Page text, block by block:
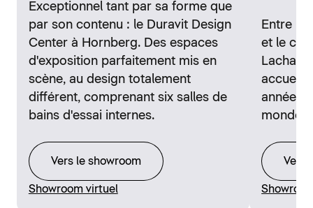
Exceptionnel tant par sa forme que
par son contenu : le Duravit Design
Center à Hornberg. Des espaces
d'exposition parfaitement mis en
scène, au design totalement
différent, comprenant six salles de
bains d'essai internes.
Vers le showroom
Showroom virtuel
Entre la
et le
années
monde
Vers